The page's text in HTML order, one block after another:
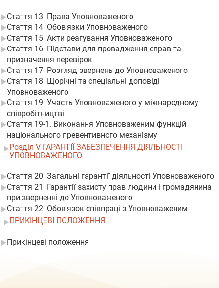
Стаття 13. Права Уповноваженого
Стаття 14. Обов'язки Уповноваженого
Стаття 15. Акти реагування Уповноваженого
Стаття 16. Підстави для провадження справ та
призначення перевірок
Стаття 17. Розгляд звернень до Уповноваженого
Стаття 18. Щорічні та спеціальні доповіді
Уповноваженого
Стаття 19. Участь Уповноваженого у міжнародному
співробітництві
Стаття 19-1. Виконання Уповноваженим функцій
національного превентивного механізму
Розділ V ГАРАНТІЇ ЗАБЕЗПЕЧЕННЯ ДІЯЛЬНОСТІ
УПОВНОВАЖЕНОГО
Стаття 20. Загальні гарантії діяльності Уповноваженого
Стаття 21. Гарантії захисту прав людини і громадянина
при зверненні до Уповноваженого
Стаття 22. Обов'язок співпраці з Уповноваженим
ПРИКІНЦЕВІ ПОЛОЖЕННЯ
Прикінцеві положення